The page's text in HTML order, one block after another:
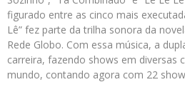
figurado entre as cinco mais
Lê” fez parte da trilha sonora da
Rede Globo. Com essa música, a
carreira, fazendo shows em diversas
mundo, contando agora com 22